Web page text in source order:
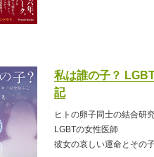
私は誰の子？
記
ヒトの卵子同士の結合研
LGBTの女性医師
彼女の哀しい運命とその